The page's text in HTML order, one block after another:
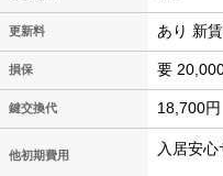
更新料 あり 新
損保 要
鍵交換代 18,700円
他初期費用 入居安